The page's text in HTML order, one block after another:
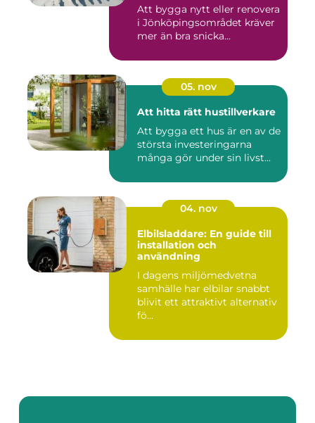
Att bygga nytt eller renovera
i Jönköpingsområdet kräver
mer än bra snicka...
05. nov
Att hitta rätt hustillverkare
Att bygga ett hus är en av de
största investeringarna
många gör under sin livst...
04. nov
Elbilsladdare: En guide till
installation och
användning
I dagens miljömedvetna
samhälle har elbilar snabbt
blivit ett attraktivt alternativ
fö...